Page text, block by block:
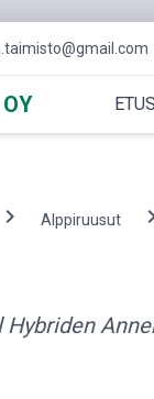
chevron_right Alppiruusut
Hybriden